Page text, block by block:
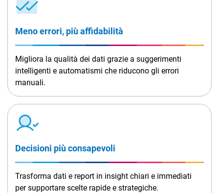
Meno errori, più affidabilità
Migliora la qualità dei dati grazie a suggerimenti
intelligenti e automatismi che riducono gli errori
manuali.
Decisioni più consapevoli
Trasforma dati e report in insight chiari e immediati
per supportare scelte rapide e strategiche.